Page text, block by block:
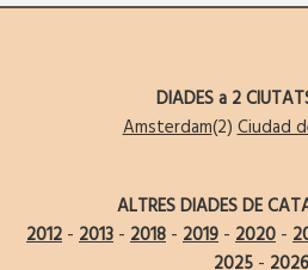
DIADES a 2
Amsterdam(2)Ciudad
ALTRES DIADES DE
2012 - 2013 - 2018 - 2019 - 2020 -
2025 - 2026